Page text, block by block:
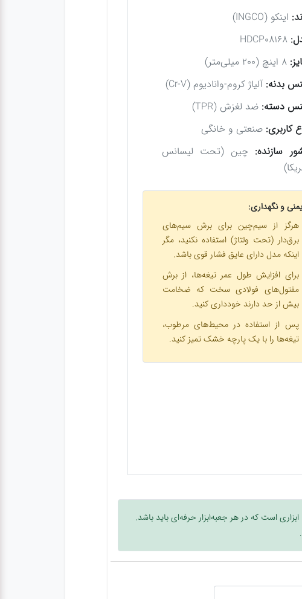
اینکو (INGCO)
HDCP08168
۸ اینچ (۲۰۰ میلی‌متر)
بدنه: آلیاژ کروم-وانادیوم (Cr-V)
دسته: ضد لغزش (TPR)
کاربری: صنعتی و خانگی
سازنده: چین (تحت لیسانس
و نگهداری:
هرگز از سیم‌چین برای برش سیم‌های
برق‌دار (تحت ولتاژ) استفاده نکنید، مگر
اینکه مدل دارای عایق فشار قوی باشد.
برای افزایش طول عمر تیغه‌ها، از برش
مفتول‌های فولادی سخت که ضخامت
بیش از حد دارند خودداری کنید.
پس از استفاده در محیط‌های مرطوب،
تیغه‌ها را با یک پارچه خشک تمیز کنید.
است که در هر جعبه‌ابزار حرفه‌ای باید باشد.